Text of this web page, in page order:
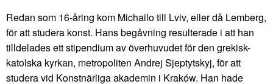
Redan som 16-åring kom Michailo till Lviv, eller då Lemberg,
för att studera konst. Hans begåvning resulterade i att han
tilldelades ett stipendium av överhuvudet för den grekisk-
katolska kyrkan, metropoliten Andrej Sjeptytskyj, för att
studera vid Konstnärliga akademin i Kraków. Han hade